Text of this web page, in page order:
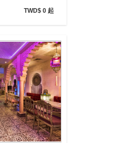
TWD$ 0 起